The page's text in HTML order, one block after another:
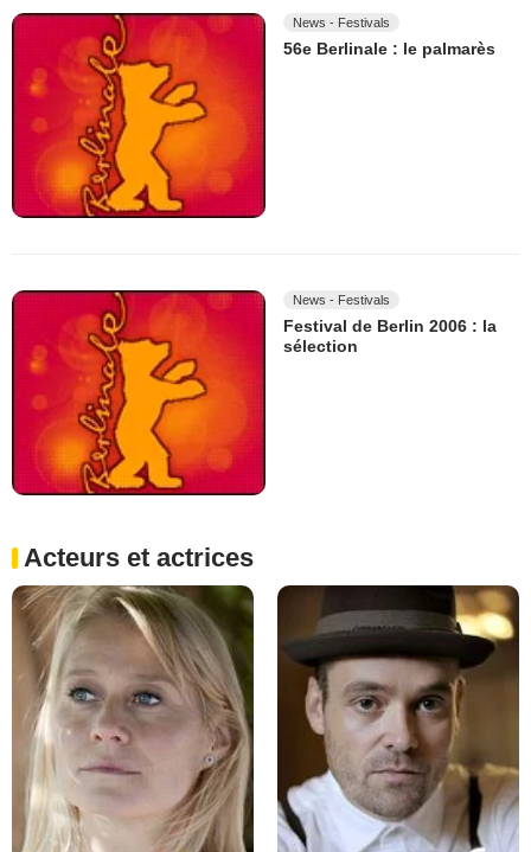
News - Festivals
56e Berlinale : le palmarès
News - Festivals
Festival de Berlin 2006 : la
sélection
Acteurs et actrices